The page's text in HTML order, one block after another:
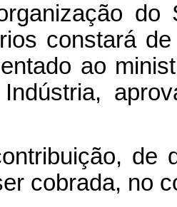
do
constará
ao
de
cobrada, no